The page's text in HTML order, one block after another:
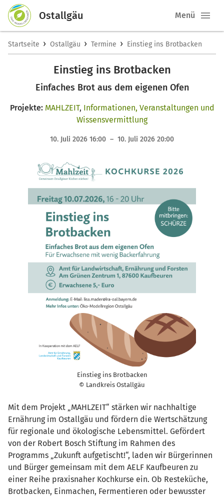
Ostallgäu Menü
Startseite › Ostallgäu › Termine › Einstieg ins Brotbacken
Einstieg ins Brotbacken
Einfaches Brot aus dem eigenen Ofen
Projekte: MAHLZEIT, Informationen, Veranstaltungen und
Wissensvermittlung
10. Juli 2026 16:00 – 10. Juli 2026 20:00
Einstieg ins Brotbacken
© Landkreis Ostallgäu
Mit dem Projekt „MAHLZEIT“ stärken wir nachhaltige
Ernährung im Ostallgäu und fördern die Wertschätzung
für regionale und ökologische Lebensmittel. Gefördert
von der Robert Bosch Stiftung im Rahmen des
Programms „Zukunft aufgetischt!“, laden wir Bürgerinnen
und Bürger gemeinsam mit dem AELF Kaufbeuren zu
einer Reihe praxisnaher Kochkurse ein. Ob Resteküche,
Brotbacken, Einmachen, Fermentieren oder bewusster